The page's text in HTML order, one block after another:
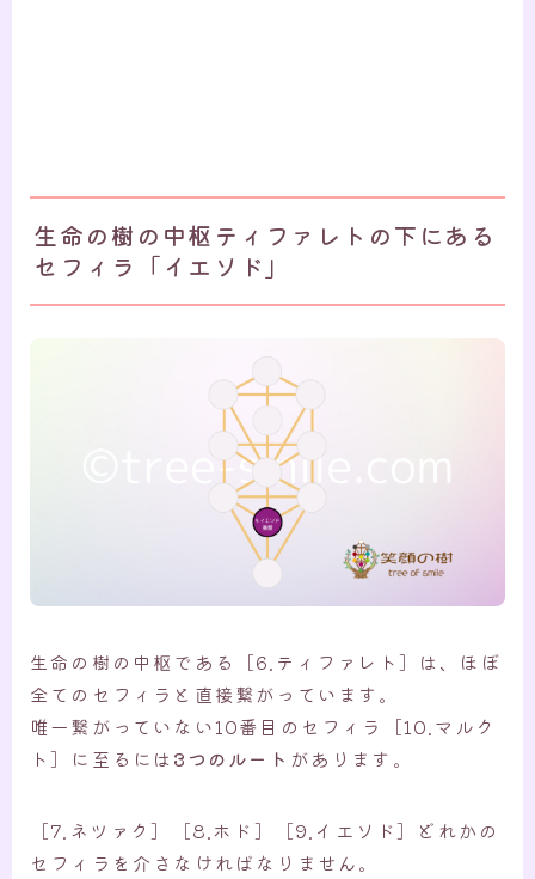
生命の樹の中枢ティファレトの下にある
セフィラ「イエソド」
生命の樹の中枢である［6.ティファレト］は、ほぼ
全てのセフィラと直接繋がっています。
唯一繋がっていない10番目のセフィラ［10.マルク
ト］に至るには3つのルート があります。
［7.ネツァク］［8.ホド］［9.イエソド］どれかの
セフィラを介さなければなりません。